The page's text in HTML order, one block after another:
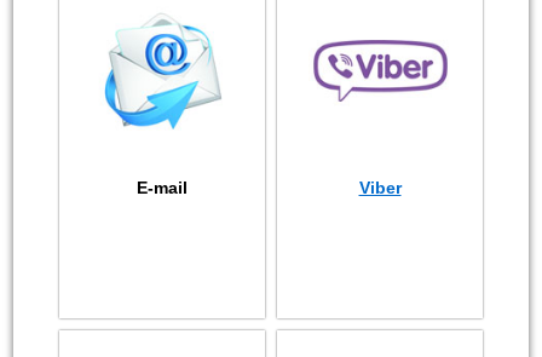
E-mail Viber